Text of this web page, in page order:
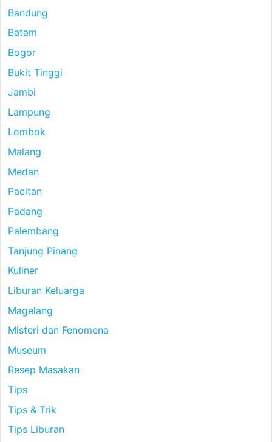
Bandung
Batam
Bogor
Bukit Tinggi
Jambi
Lampung
Lombok
Malang
Medan
Pacitan
Padang
Palembang
Tanjung Pinang
Kuliner
Liburan Keluarga
Magelang
Misteri dan Fenomena
Museum
Resep Masakan
Tips
Tips & Trik
Tips Liburan